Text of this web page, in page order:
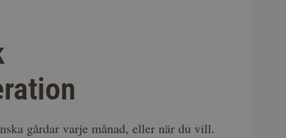
gårdar varje månad, eller när du vill.